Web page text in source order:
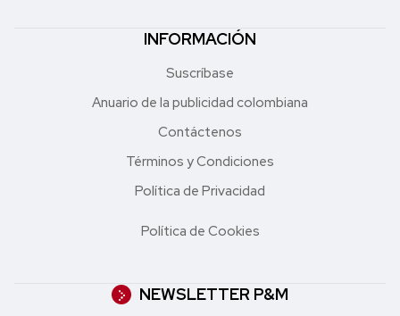
INFORMACIÓN
Suscríbase
Anuario de la publicidad colombiana
Contáctenos
Términos y Condiciones
Política de Privacidad
Política de Cookies
NEWSLETTER P&M